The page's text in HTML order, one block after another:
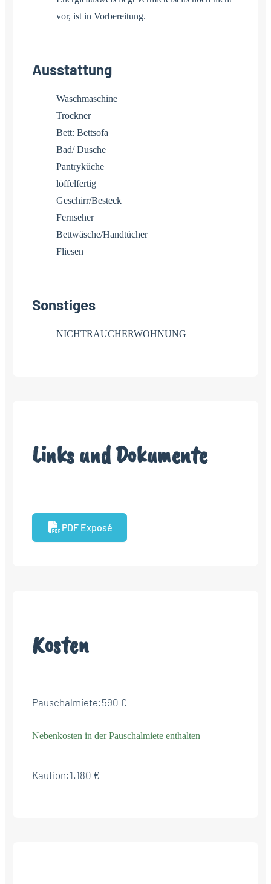
vor, ist in Vorbereitung.
Ausstattung
Waschmaschine
Trockner
Bett: Bettsofa
Bad/ Dusche
Pantryküche
löffelfertig
Geschirr/Besteck
Fernseher
Bettwäsche/Handtücher
Fliesen
Sonstiges
NICHTRAUCHERWOHNUNG
Links und Dokumente
PDF Exposé
Kosten
Pauschalmiete:590 €
Nebenkosten in der Pauschalmiete enthalten
Kaution:1.180 €